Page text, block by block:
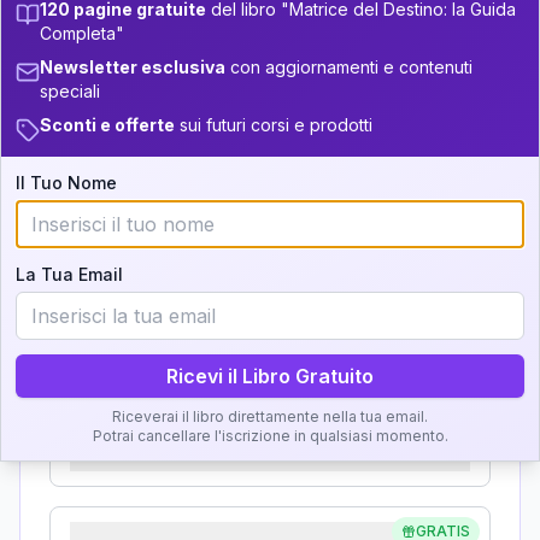
Analisi, Significato e
Interpretazione
Clicca su ogni zona per leggere la definizione e
l'interpretazione!
Zona del Ritratto
Importanza:
Karma Genitore-Figlio
Importanza:
GRATIS
120 pagine gratuite del libro "Matrice del Destino: la Guida
Completa"
Newsletter esclusiva con aggiornamenti e contenuti
speciali
Sconti e offerte sui futuri corsi e prodotti
Il Tuo Nome
La Tua Email
Ricevi il Libro Gratuito
Riceverai il libro direttamente nella tua email.
Potrai cancellare l'iscrizione in qualsiasi momento.